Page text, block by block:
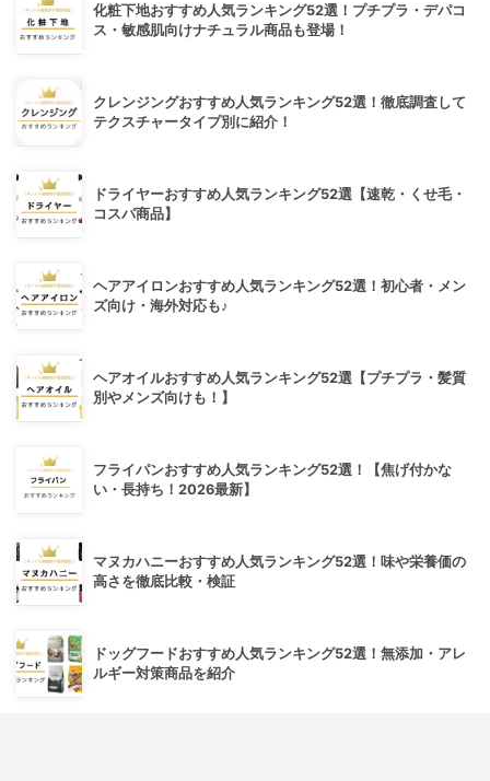
化粧下地おすすめ人気ランキング52選！プチプラ・デパコ
ス・敏感肌向けナチュラル商品も登場！
クレンジングおすすめ人気ランキング52選！徹底調査して
テクスチャータイプ別に紹介！
ドライヤーおすすめ人気ランキング52選【速乾・くせ毛・
コスパ商品】
ヘアアイロンおすすめ人気ランキング52選！初心者・メン
ズ向け・海外対応も♪
ヘアオイルおすすめ人気ランキング52選【プチプラ・髪質
別やメンズ向けも！】
フライパンおすすめ人気ランキング52選！【焦げ付かな
い・長持ち！2026最新】
マヌカハニーおすすめ人気ランキング52選！味や栄養価の
高さを徹底比較・検証
ドッグフードおすすめ人気ランキング52選！無添加・アレ
ルギー対策商品を紹介